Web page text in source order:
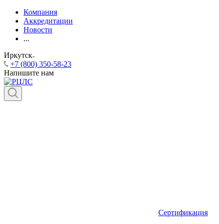
Компания
Аккредитации
Новости
...
Иркутск
+7 (800) 350-58-23
Напишите нам
Сертификация